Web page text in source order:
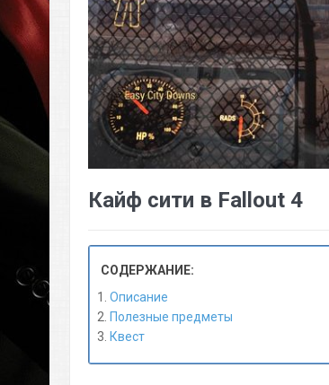
Кайф сити в Fallout 4
СОДЕРЖАНИЕ:
Описание
Полезные предметы
Квест